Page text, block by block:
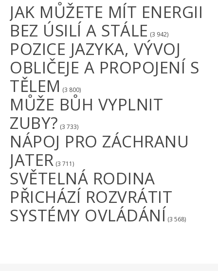
JAK MŮŽETE MÍT ENERGII
BEZ ÚSILÍ A STÁLE (3 942)
POZICE JAZYKA, VÝVOJ
OBLIČEJE A PROPOJENÍ S
TĚLEM (3 800)
MŮŽE BŮH VYPLNIT
ZUBY? (3 733)
NÁPOJ PRO ZÁCHRANU
JATER (3 711)
SVĚTELNÁ RODINA
PŘICHÁZÍ ROZVRÁTIT
SYSTÉMY OVLÁDÁNÍ (3 568)